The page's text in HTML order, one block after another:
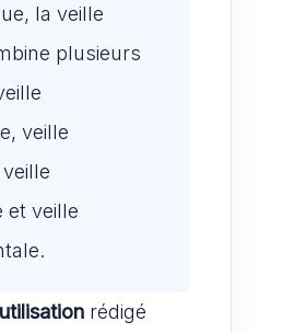
la veille
plusieurs
veille
et veille
rédigé